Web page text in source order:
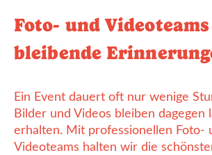
Foto- und
bleibende
Ein Event dauert oft nur wenige
Bilder und Videos bleiben dagegen
erhalten. Mit professionellen Foto-
Videoteams halten wir die